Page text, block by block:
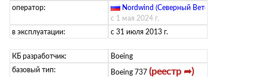
оператор:
Nordwind (Северный Ветер)
с 1 мая 2024 г.
в эксплуатации:
с 31 июля 2013 г.
КБ разработчик:
Boeing
базовый тип:
Boeing 737 (реестр ➦)